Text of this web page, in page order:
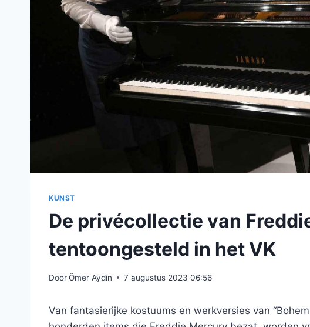
KUNST
De privécollectie van
tentoongesteld in het VK
DoorÖmer Aydin 7 augustus 2023 06:56
Van fantasierijke kostuums en werkversies van